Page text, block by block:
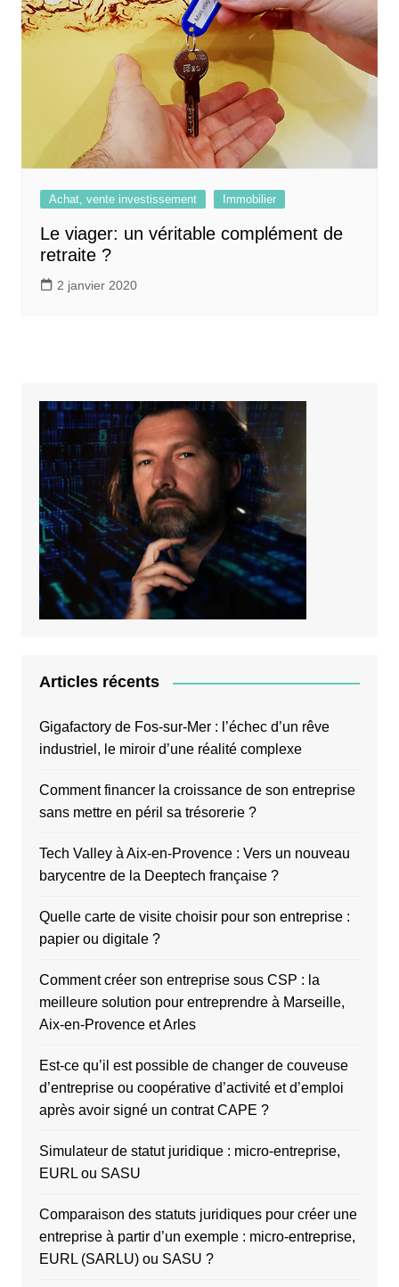
Achat, vente investissement Immobilier
Le viager: un véritable complément de
retraite ?
2 janvier 2020
Articles récents
Gigafactory de Fos-sur-Mer : l’échec d’un rêve
industriel, le miroir d’une réalité complexe
Comment financer la croissance de son entreprise
sans mettre en péril sa trésorerie ?
Tech Valley à Aix-en-Provence : Vers un nouveau
barycentre de la Deeptech française ?
Quelle carte de visite choisir pour son entreprise :
papier ou digitale ?
Comment créer son entreprise sous CSP : la
meilleure solution pour entreprendre à Marseille,
Aix-en-Provence et Arles
Est-ce qu’il est possible de changer de couveuse
d’entreprise ou coopérative d’activité et d’emploi
après avoir signé un contrat CAPE ?
Simulateur de statut juridique : micro-entreprise,
EURL ou SASU
Comparaison des statuts juridiques pour créer une
entreprise à partir d’un exemple : micro-entreprise,
EURL (SARLU) ou SASU ?